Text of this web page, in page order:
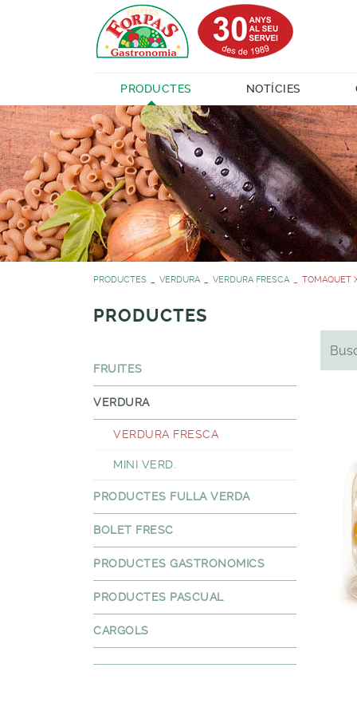
PRODUCTES NOTÍCIES
PRODUCTES VERDURA VERDURA FRESCA TOMAQUET
PRODUCTES
FRUITES
VERDURA
VERDURA FRESCA
MINI VERD.
PRODUCTES FULLA VERDA
BOLET FRESC
PRODUCTES GASTRONOMICS
PRODUCTES PASCUAL
CARGOLS